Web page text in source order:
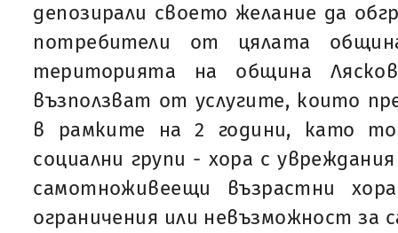
депозирали своето желание да
потребители от цялата
територията на община
възползват от услугите, които
в рамките на 2 години, като
социални групи - хора с
самотноживеещи възрастни
ограничения или невъзможност за